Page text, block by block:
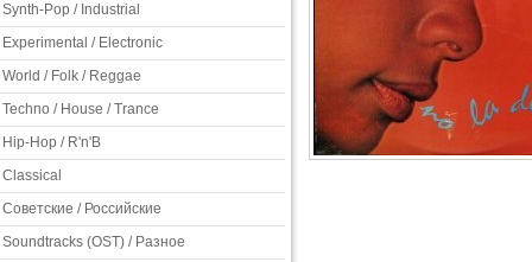
Synth-Pop / Industrial
Experimental / Electronic
World / Folk / Reggae
Techno / House / Trance
Hip-Hop / R'n'B
Classical
Советские / Российские
Soundtracks (OST) / Разное